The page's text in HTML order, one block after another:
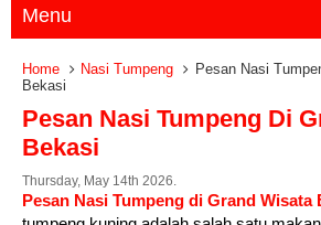
Menu
Home Nasi Tumpeng
Pesan Nasi
Bekasi
Pesan Nasi Tumpeng Di
Bekasi
Thursday, May 14th 2026.
Pesan Nasi Tumpeng di Grand Wisata